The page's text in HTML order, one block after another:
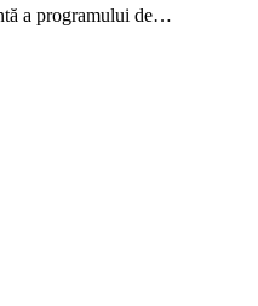
a programului de…